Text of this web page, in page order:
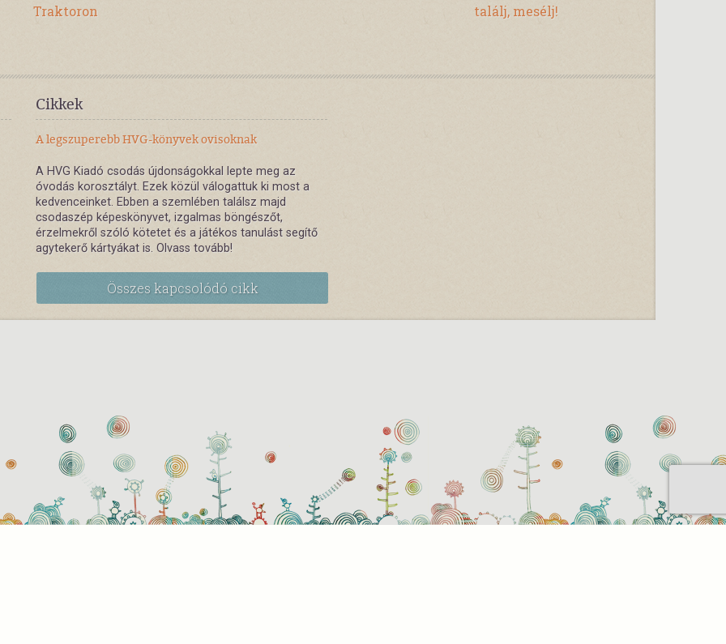
Traktoron
találj, mesélj!
Cikkek
A legszuperebb HVG-könyvek ovisoknak
A HVG Kiadó csodás újdonságokkal lepte meg az
óvodás korosztályt. Ezek közül válogattuk ki most a
kedvenceinket. Ebben a szemlében találsz majd
csodaszép képeskönyvet, izgalmas böngészőt,
érzelmekről szóló kötetet és a játékos tanulást segítő
agytekerő kártyákat is. Olvass tovább!
Összes kapcsolódó cikk